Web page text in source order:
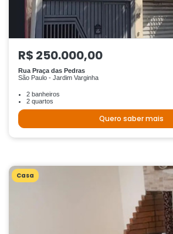
R$ 250.000,00
Rua Praça das Pedras
São Paulo - Jardim Varginha
2 banheiros
2 quartos
Quero saber mais
Casa